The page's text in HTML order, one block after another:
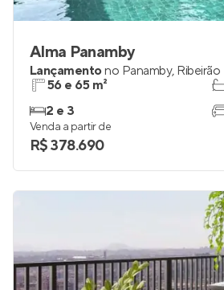
Alma Panamby
Lançamentono Panamby,
56 e 65 m²
2 e 3
Venda a partir de
R$ 378.690